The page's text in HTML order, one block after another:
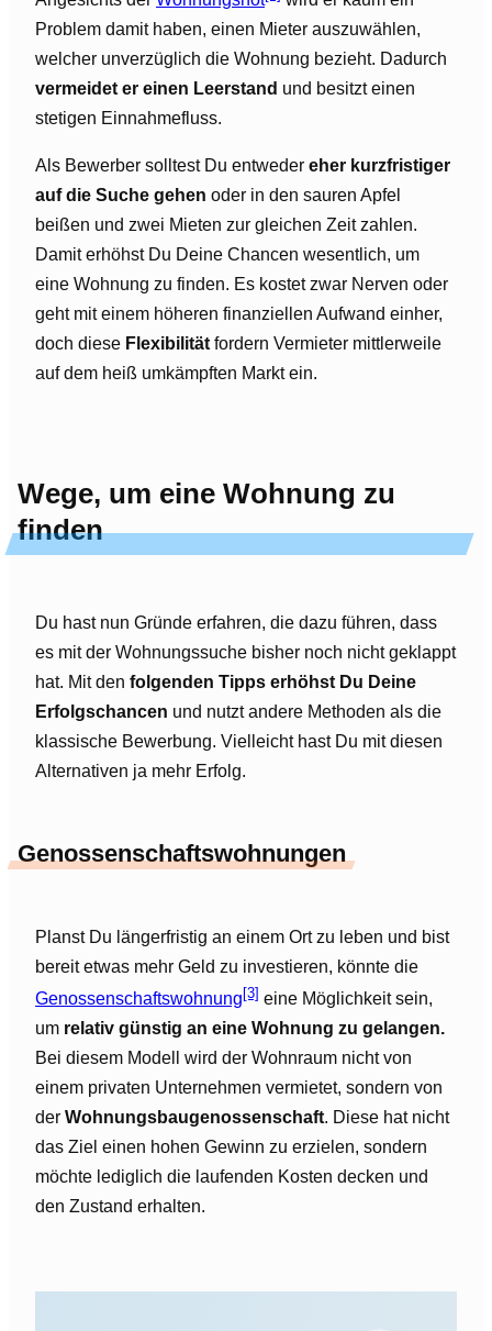
Problem damit haben, einen Mieter auszuwählen,
welcher unverzüglich die Wohnung bezieht. Dadurch
vermeidet er einen Leerstand und besitzt einen
stetigen Einnahmefluss.
Als Bewerber solltest Du entweder eher kurzfristiger
auf die Suche gehen oder in den sauren Apfel
beißen und zwei Mieten zur gleichen Zeit zahlen.
Damit erhöhst Du Deine Chancen wesentlich, um
eine Wohnung zu finden. Es kostet zwar Nerven oder
geht mit einem höheren finanziellen Aufwand einher,
doch diese Flexibilitätfordern Vermieter mittlerweile
auf dem heiß umkämpften Markt ein.
Wege, um eine Wohnung zu
finden
Du hast nun Gründe erfahren, die dazu führen, dass
es mit der Wohnungssuche bisher noch nicht geklappt
hat. Mit den folgenden Tipps erhöhst Du Deine
Erfolgschancen und nutzt andere Methoden als die
klassische Bewerbung. Vielleicht hast Du mit diesen
Alternativen ja mehr Erfolg.
Genossenschaftswohnungen
Planst Du längerfristig an einem Ort zu leben und bist
bereit etwas mehr Geld zu investieren, könnte die
Genossenschaftswohnung [3] eine Möglichkeit sein,
um relativ günstig an eine Wohnung zu gelangen.
Bei diesem Modell wird der Wohnraum nicht von
einem privaten Unternehmen vermietet, sondern von
der Wohnungsbaugenossenschaft. Diese hat nicht
das Ziel einen hohen Gewinn zu erzielen, sondern
möchte lediglich die laufenden Kosten decken und
den Zustand erhalten.